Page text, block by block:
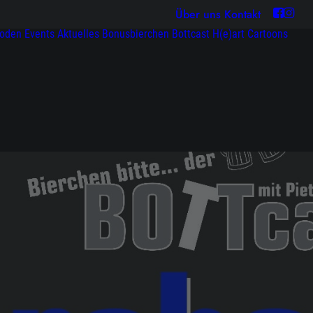
Über uns Kontakt
Events Aktuelles Bonusbierchen Bottcast H(e)art Cartoons